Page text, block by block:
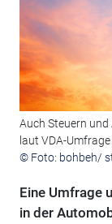
Auch Steuern
laut VDA-
© Foto: bohbeh/
Eine Umfrage
in der